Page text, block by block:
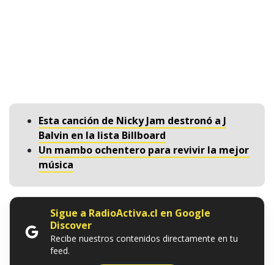
Esta canción de Nicky Jam destronó a J
Balvin en la lista Billboard
Un mambo ochentero para revivir la mejor
música
Sigue a RadioActiva.cl en Google
Discover
Recibe nuestros contenidos directamente en tu
feed.